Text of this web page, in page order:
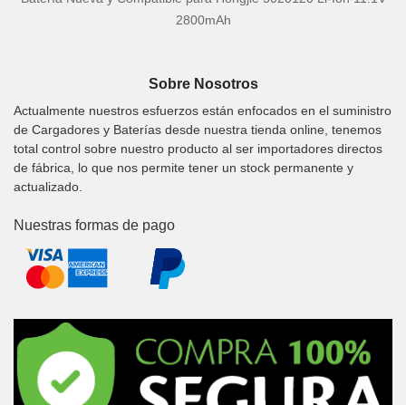
2800mAh
Sobre Nosotros
Actualmente nuestros esfuerzos están enfocados en el suministro
de Cargadores y Baterías desde nuestra tienda online, tenemos
total control sobre nuestro producto al ser importadores directos
de fábrica, lo que nos permite tener un stock permanente y
actualizado.
Nuestras formas de pago